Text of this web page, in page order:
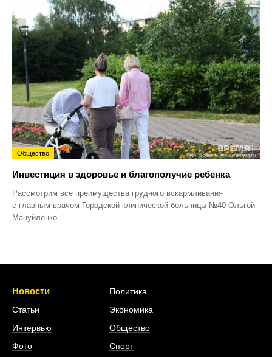
Общество
Инвестиция в здоровье и благополучие ребенка
Рассмотрим все преимущества грудного вскармливания
с главным врачом Городской клинической больницы №40 Ольгой
Мануйленко.
Новости
Статьи
Интервью
Фото
Политика
Экономика
Общество
Спорт